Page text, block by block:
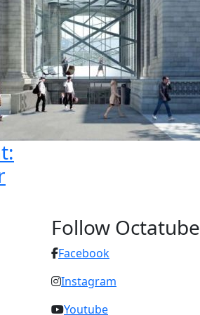
Follow Octatube
Facebook
Instagram
Youtube